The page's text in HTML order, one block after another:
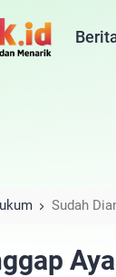
Sudah